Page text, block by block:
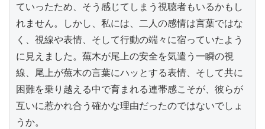
ていったため、そう感じてしまう視聴者もいるかもし
れません。しかし、私には、二人の感情は言葉ではな
く、視線や表情、そして行動の端々に宿っていたよう
に見えました。蕪木が尾上の安全を気遣う一瞬の視
線、尾上が蕪木の言葉にハッとする表情、そして共に
困難を乗り越える中で育まれる連帯感こそが、彼らが
互いに惹かれ合う確かな理由だったのではないでしょ
うか。